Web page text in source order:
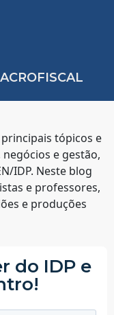
tópicos e
e gestão,
IDP. Neste blog
e professores,
e produções
do IDP e